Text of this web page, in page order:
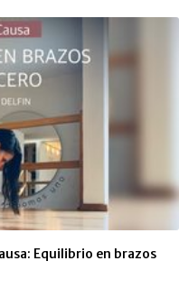
Equilibrio en brazos